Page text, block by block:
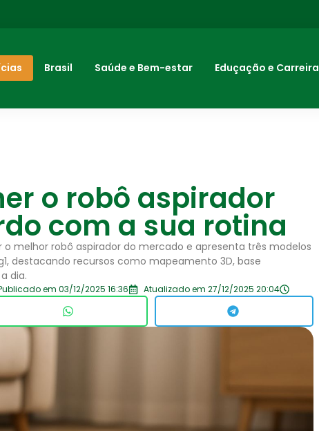
Brasil Saúde e Bem-estar Eduçação e Carreira
o robô aspirador
com a sua rotina
melhor robô aspirador do mercado e apresenta três modelos
destacando recursos como mapeamento 3D, base
dia.
em 03/12/2025 16:36 Atualizado em 27/12/2025 20:04